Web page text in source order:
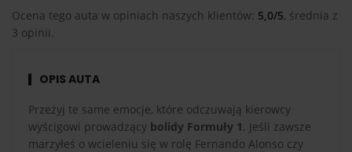
Ocena tego auta w opiniach naszych klientów: 5,0/5, średnia z
3 opinii.
OPIS AUTA
Przeżyj te same emocje, które odczuwają kierowcy
wyścigowi prowadzący bolidy Formuły 1. Jeśli zawsze
marzyłeś o wcieleniu się w rolę Fernando Alonso czy